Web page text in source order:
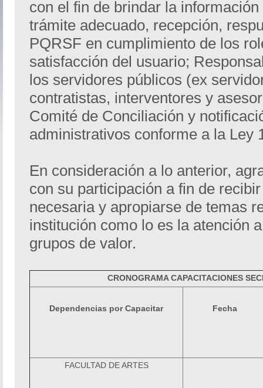
con el fin de brindar la
trámite adecuado, recepción,
PQRSF en cumplimiento de los
satisfacción del usuario;
los servidores públicos (ex
contratistas, interventores y
Comité de Conciliación y
administrativos conforme a la Ley
En consideración a lo anterior,
con su participación a fin de
necesaria y apropiarse de temas
institución como lo es la atención
grupos de valor.
CRONOGRAMA CAPACITACIONES
Dependencias por Capacitar Fecha
FACULTAD DE ARTES